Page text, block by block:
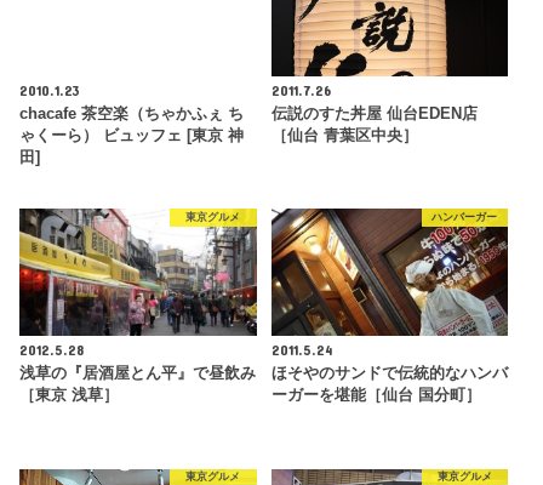
2010.1.23
chacafe 茶空楽（ちゃかふぇ ち
ゃくーら） ビュッフェ [東京 神
田]
2011.7.26
伝説のすた丼屋 仙台EDEN店
［仙台 青葉区中央］
東京グルメ
2012.5.28
浅草の『居酒屋とん平』で昼飲み
［東京 浅草］
ハンバーガー
2011.5.24
ほそやのサンドで伝統的なハンバ
ーガーを堪能［仙台 国分町］
東京グルメ 東京グルメ